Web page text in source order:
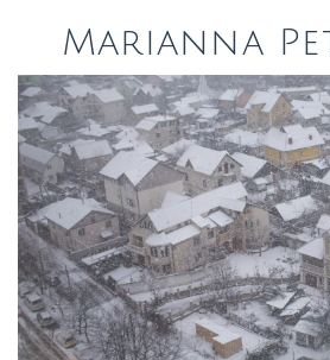
Marianna